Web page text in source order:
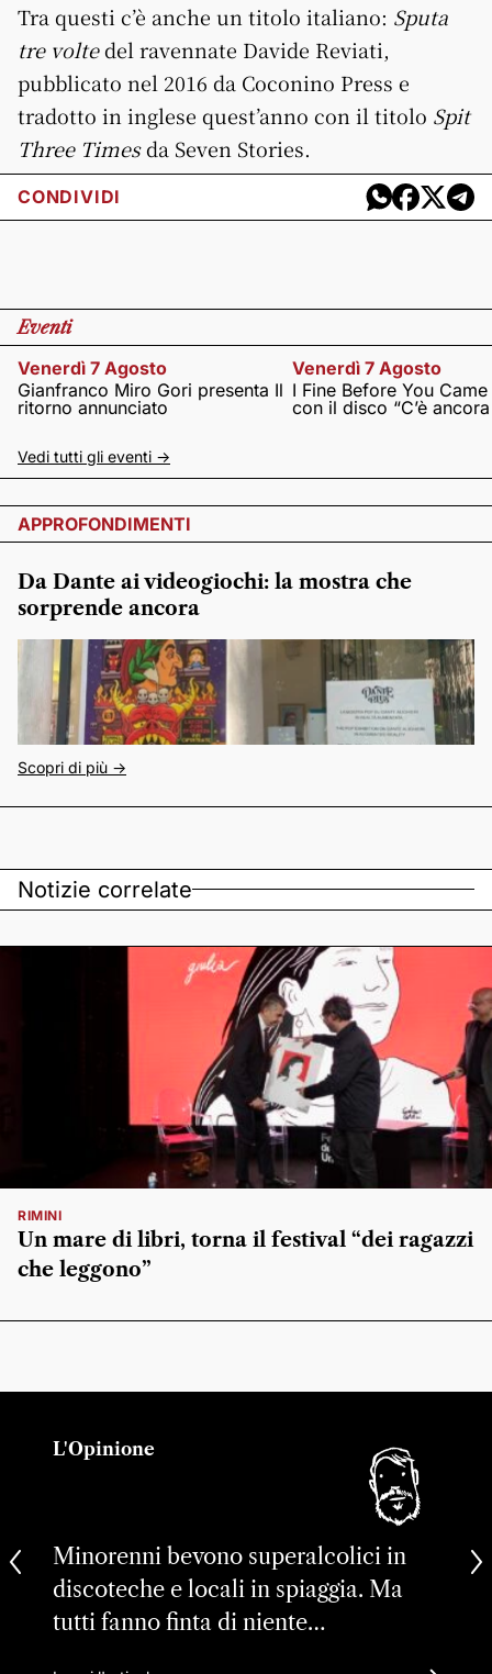
Tra questi c’è anche un titolo italiano: Sputa
tre voltedel ravennate Davide Reviati,
pubblicato nel 2016 da Coconino Press e
tradotto in inglese quest’anno con il titolo Spit
Three Timesda Seven Stories.
CONDIVIDI
Eventi
Venerdì 7 Agosto
Gianfranco Miro Gori presenta Il
ritorno annunciato
Venerdì 7 Agosto
I Fine Before You
con il disco “C’è
Vedi tutti gli eventi ->
APPROFONDIMENTI
Da Dante ai videogiochi: la mostra che
sorprende ancora
Scopri di più ->
Notizie correlate
RIMINI
Un mare di libri, torna il festival “dei ragazzi
che leggono”
L'Opinione
Minorenni bevono superalcolici in
discoteche e locali in spiaggia. Ma
tutti fanno finta di niente…